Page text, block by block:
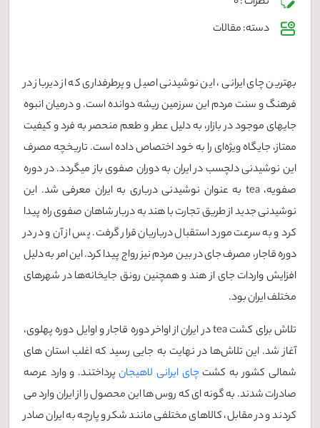
دسته: مقالات
بهترین چای ایرانی ، این نوشیدنی اصیل و پرطرفداری که از دیرباز در
فرهنگ و سنت مردم این سرزمین ریشه دوانده است. و درمیان انبوه
جایهای موجود در بازار، به دلیل عطر و طعم منحصر به فرد و کیفیت
ممتاز، جایگاه ویژه‌ای را به خود اختصاص داده است. تاریخچه مصرف
این نوشیدنی دلچسب در ایران به دوران صفوی باز میگردد. در دوره
صفویه، tea به عنوان نوشیدنی درباری به ایران معرفی شد. این
نوشیدنی جدید از طریق تجارت با هند به دربار شاهان صفوی راه پیدا
کرد و به سرعت مورد استقبال درباریان قرار گرفت. پس از آن و در در
دوره قاجار، مصرف جای در بین مردم نیز رواج پیدا کرد. این امر به دلیل
افزایش واردات جای از هند و همچنین رونق جایخانه‌ها در شهرهای
مختلف ایران بود.
تلاش برای کشت tea در ایران از اواخر دوره قاجار و اوایل دوره پهلوی،
آغاز شد. این تلاش‌ها در نهایت به جایی رسید که اغلب استان های
شمالی کشور به کشت چای ایرانی لاهیجانپرداختند. و وارد عرصه
صادرات شدند. به گونه ای که روس ها این محصول را از ایران وارد می
کردند و در مقابل، کالاهای مختلفی مانند شکر و پارچه به ایران صادر